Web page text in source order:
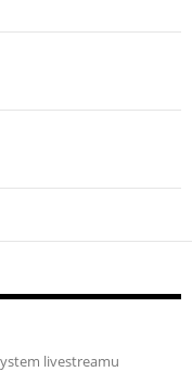
livestreamu